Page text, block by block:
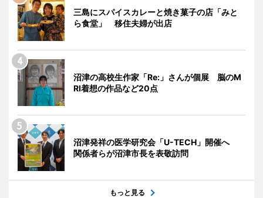
三島にスパイスカレーと焼き菓子の店「みと
ら食堂」 移住夫婦が出店
沼津の高校生作家「Re:」さんが個展 脳のM
RI着想の作品など20点
沼津発祥の医学研究会「U-TECH」開催へ
関係者らが沼津市長を表敬訪問
もっと見る